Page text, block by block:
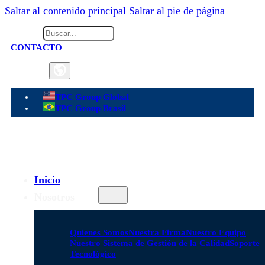
Saltar al contenido principal Saltar al pie de página
CONTACTO
TPC Group Global
TPC Group Brasil
Inicio
Quienes SomosNuestra FirmaNuestro Equipo
Nuestro Sistema de Gestión de la CalidadSoporte
Tecnológico